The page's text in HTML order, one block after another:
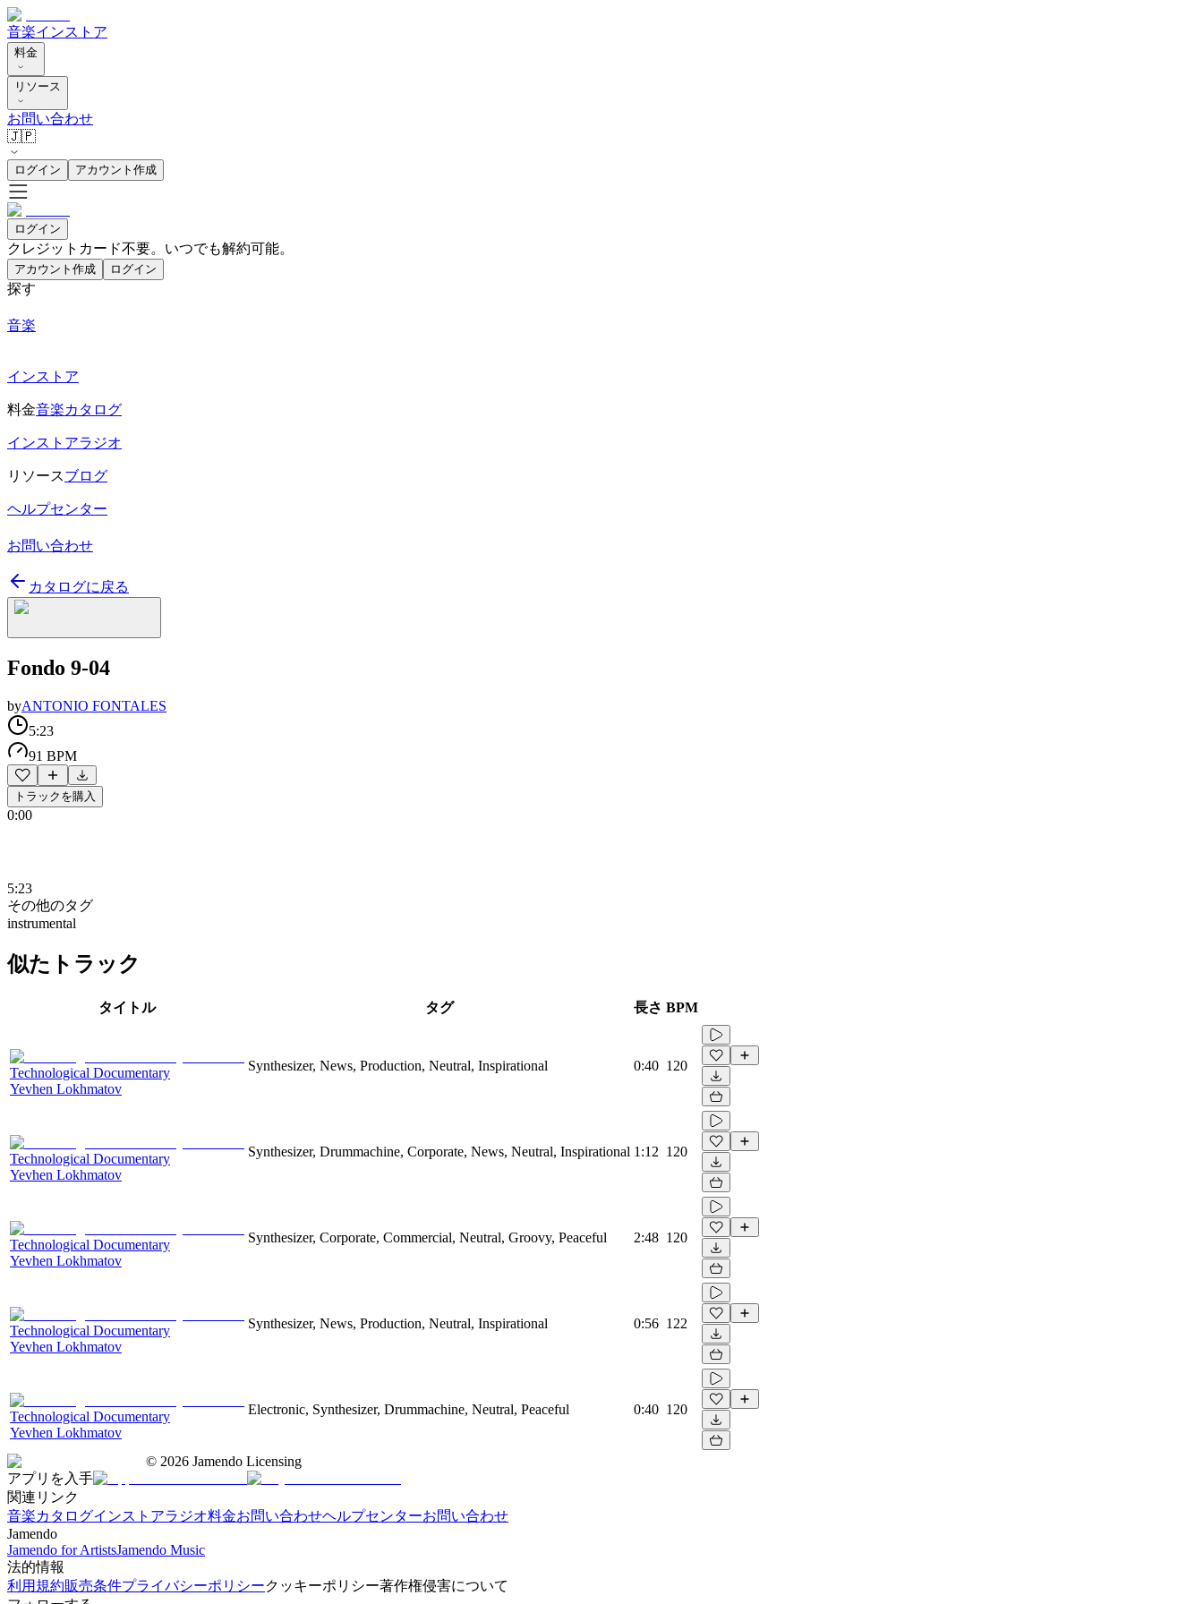
音楽インストア
料金
リソース
お問い合わせ
🇯🇵
ログイン アカウント作成
ログイン
クレジットカード不要。いつでも解約可能。
アカウント作成 ログイン
探す
音楽
インストア
料金音楽カタログ
インストアラジオ
リソースブログ
ヘルプセンター
お問い合わせ
カタログに戻る
Fondo 9-04
byANTONIO FONTALES
5:23
91 BPM
トラックを購入
0:00
5:23
その他のタグ
instrumental
似たトラック
タイトル タグ 長さ BPM
Technological Documentary
Yevhen Lokhmatov
Synthesizer, News, Production, Neutral, Inspirational 0:40 120
Technological Documentary
Yevhen Lokhmatov
Synthesizer, Drummachine, Corporate, News, Neutral, Inspirational 1:12 120
Technological Documentary
Yevhen Lokhmatov
Synthesizer, Corporate, Commercial, Neutral, Groovy, Peaceful 2:48 120
Technological Documentary
Yevhen Lokhmatov
Synthesizer, News, Production, Neutral, Inspirational 0:56 122
Technological Documentary
Yevhen Lokhmatov
Electronic, Synthesizer, Drummachine, Neutral, Peaceful 0:40 120
© 2026 Jamendo Licensing
アプリを入手
関連リンク
音楽カタログインストアラジオ料金お問い合わせヘルプセンターお問い合わせ
Jamendo
Jamendo for ArtistsJamendo Music
法的情報
利用規約販売条件プライバシーポリシークッキーポリシー著作権侵害について